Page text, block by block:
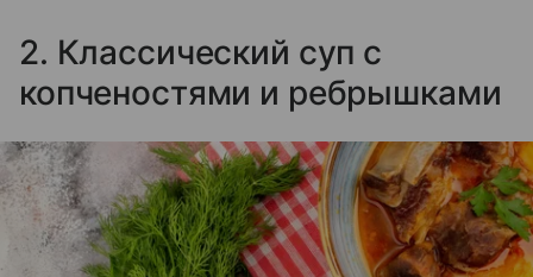
2. Классический суп с
копченостями и ребрышками